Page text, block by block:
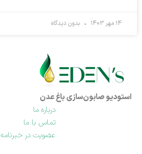
۱۴ مهر ۱۴۰۳ بدون دیدگاه
استودیو صابون‌سازی باغ عدن
درباره ما
تماس با ما
عضویت در خبرنامه